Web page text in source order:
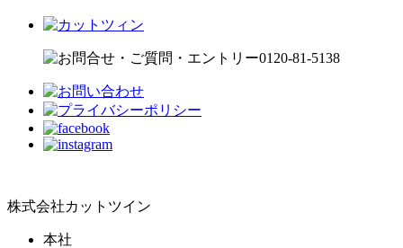
株式会社カットツイン
本社